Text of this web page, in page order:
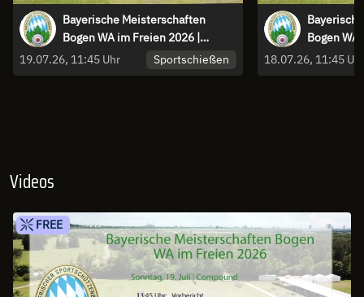
Bayerische Meisterschaften
Bogen WA im Freien 2026 |
Compound
19.07.26, 11:45 Uhr Sportschießen
Bogen
Recurve18.07.26, 11:45 Uhr
Videos
FREE